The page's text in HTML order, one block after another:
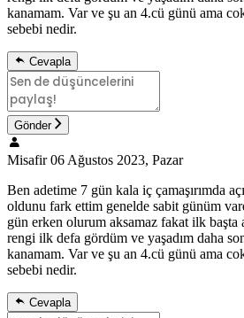
kanamam. Var ve şu an 4.cü günü ama
sebebi nedir.
Cevapla
Gönder
Misafir 06 Ağustos 2023, Pazar
Ben adetime 7 gün kala iç çamaşırımda
oldunu fark ettim genelde sabit günüm
gün erken olurum aksamaz fakat ilk başta
rengi ilk defa gördüm ve yaşadım daha
kanamam. Var ve şu an 4.cü günü ama
sebebi nedir.
Cevapla